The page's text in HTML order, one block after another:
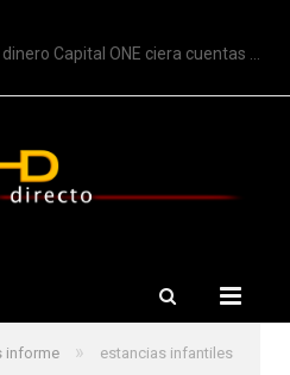
Trump por posible lavado de dinero Capital ONE ciera cuentas de Trump
informe »
estancias infantiles